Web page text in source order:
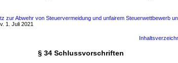
zur Abwehr von Steuervermeidung und unfairem Steuerwettbewerb
1. Juli 2021
§ 34 Schlussvorschriften